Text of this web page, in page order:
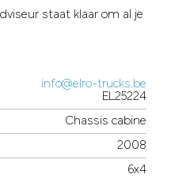
staat klaar om al je
info@elro-trucks.be
EL25224
Chassis cabine
2008
6x4